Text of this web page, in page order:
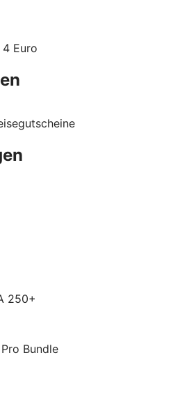
Euro
250+
Pro Bundle